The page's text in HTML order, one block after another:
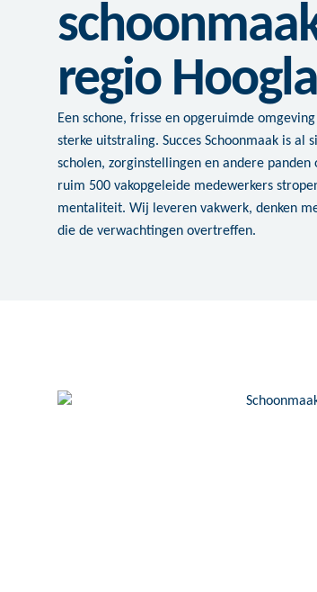
regio
Een schone, frisse en opgeruimde
sterke uitstraling. Succes Schoonmaak is
scholen, zorginstellingen en andere
ruim 500 vakopgeleide medewerkers
mentaliteit. Wij leveren vakwerk, denken
die de verwachtingen overtreffen.